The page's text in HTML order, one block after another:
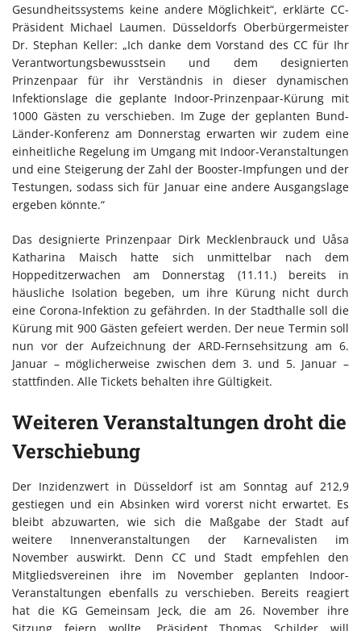
Gesundheitssystems keine andere Möglichkeit“, erklärte CC-
Präsident Michael Laumen. Düsseldorfs Oberbürgermeister
Dr. Stephan Keller: „Ich danke dem Vorstand des CC für Ihr
Verantwortungsbewusstsein und dem designierten
Prinzenpaar für ihr Verständnis in dieser dynamischen
Infektionslage die geplante Indoor-Prinzenpaar-Kürung mit
1000 Gästen zu verschieben. Im Zuge der geplanten Bund-
Länder-Konferenz am Donnerstag erwarten wir zudem eine
einheitliche Regelung im Umgang mit Indoor-Veranstaltungen
und eine Steigerung der Zahl der Booster-Impfungen und der
Testungen, sodass sich für Januar eine andere Ausgangslage
ergeben könnte.“
Das designierte Prinzenpaar Dirk Mecklenbrauck und Uåsa
Katharina Maisch hatte sich unmittelbar nach dem
Hoppeditzerwachen am Donnerstag (11.11.) bereits in
häusliche Isolation begeben, um ihre Kürung nicht durch
eine Corona-Infektion zu gefährden. In der Stadthalle soll die
Kürung mit 900 Gästen gefeiert werden. Der neue Termin soll
nun vor der Aufzeichnung der ARD-Fernsehsitzung am 6.
Januar – möglicherweise zwischen dem 3. und 5. Januar –
stattfinden. Alle Tickets behalten ihre Gültigkeit.
Weiteren Veranstaltungen droht die
Verschiebung
Der Inzidenzwert in Düsseldorf ist am Sonntag auf 212,9
gestiegen und ein Absinken wird vorerst nicht erwartet. Es
bleibt abzuwarten, wie sich die Maßgabe der Stadt auf
weitere Innenveranstaltungen der Karnevalisten im
November auswirkt. Denn CC und Stadt empfehlen den
Mitgliedsvereinen ihre im November geplanten Indoor-
Veranstaltungen ebenfalls zu verschieben. Bereits reagiert
hat die KG Gemeinsam Jeck, die am 26. November ihre